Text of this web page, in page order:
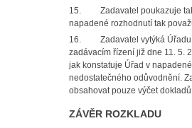
15. Zadavatel poukazuje také
napadené rozhodnutí tak
16. Zadavatel vytýká Úřadu
zadávacím řízení již dne 11. 5.
jak konstatuje Úřad v
nedostatečného odůvodnění.
obsahovat pouze výčet
ZÁVĚR ROZKLADU